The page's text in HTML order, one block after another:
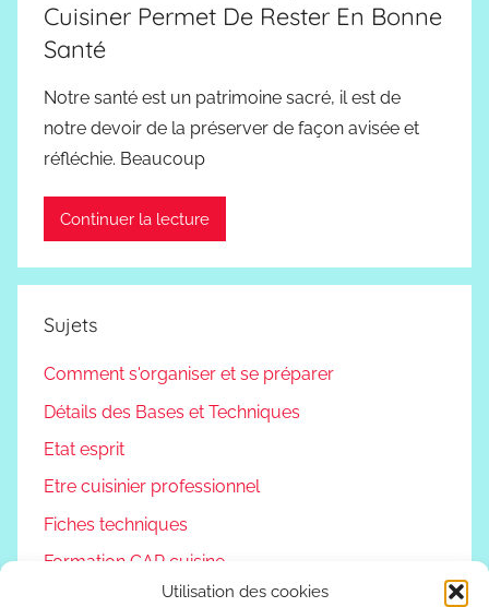
Utilisation des cookies
Cuisiner Permet De Rester En Bonne
Santé
Notre santé est un patrimoine sacré, il est de
notre devoir de la préserver de façon avisée et
réfléchie. Beaucoup
Continuer la lecture
Sujets
Comment s'organiser et se préparer
Détails des Bases et Techniques
Etat esprit
Etre cuisinier professionnel
Fiches techniques
Formation CAP cuisine